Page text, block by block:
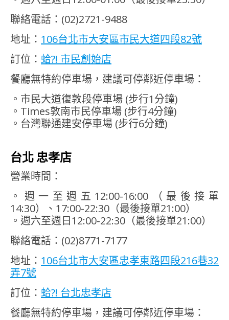
聯絡電話：(02)2721-9488
地址： 106台北市大安區市民大道四段82號
訂位： 蛤?! 市民創始店
餐廳無特約停車場，建議可停鄰近停車場：
。市民大道復敦段停車場 (步行1分鐘)
。Times敦南市民停車場 (步行4分鐘)
。台灣聯通建安停車場 (步行6分鐘)
台北 忠孝店
營業時間：
。週一至週五12:00-16:00（最後接單
14:30）、17:00-22:30（最後接單21:00）
。週六至週日12:00-22:30（最後接單21:00）
聯絡電話：(02)8771-7177
地址： 106台北市大安區忠孝東路四段216巷32
弄7號
訂位： 蛤?! 台北忠孝店
餐廳無特約停車場，建議可停鄰近停車場：